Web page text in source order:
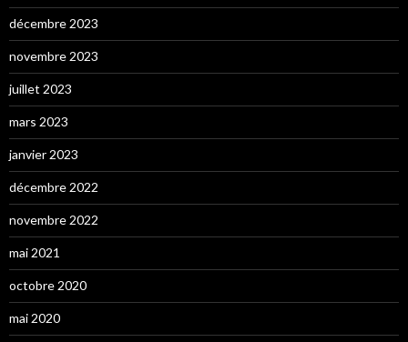
décembre 2023
novembre 2023
juillet 2023
mars 2023
janvier 2023
décembre 2022
novembre 2022
mai 2021
octobre 2020
mai 2020